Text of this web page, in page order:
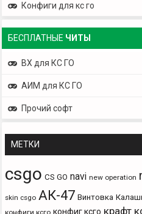
Конфиги для кс го
БЕСПЛАТНЫЕ ЧИТЫ
ВХ для КС ГО
АИМ для КС ГО
Прочий софт
МЕТКИ
csgo CS GO navi new operation
skin csgo АК-47 Винтовка
конфиги ксго конфиг ксго крафт